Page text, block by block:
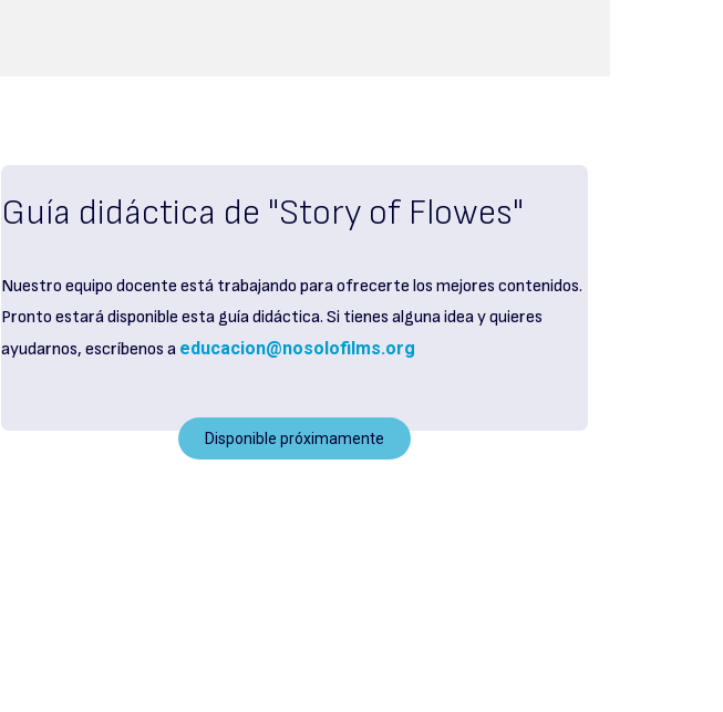
Guía didáctica de "Story of Flowes"
Nuestro equipo docente está trabajando para ofrecerte los mejores contenidos.
Pronto estará disponible esta guía didáctica. Si tienes alguna idea y quieres
ayudarnos, escríbenos a educacion@nosolofilms.org
Disponible próximamente